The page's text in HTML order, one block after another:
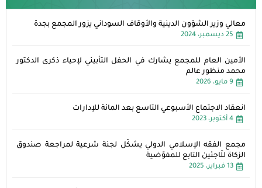
معالي وزير الشؤون الدينية والأوقاف السوداني يزور المجمع بجدة
25 ديسمبر، 2024
الأمين العام للمجمع يشارك في الحفل التأبيني لإحياء ذكرى الدكتور
محمد منظور عالم
9 مايو، 2026
انعقاد الاجتماع الأسبوعي التاسع بعد المائة للإدارات
4 أكتوبر، 2023
مجمع الفقه الإسلامي الدولي يشكّل لجنة شرعية لمراجعة صندوق
الزكاة للّاجئين التابع للمفوّضية
13 فبراير، 2025